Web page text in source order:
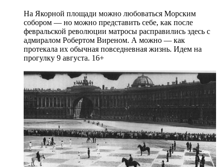
На Якорной площади можно любоваться Морским
собором — но можно представить себе, как после
февральской революции матросы расправились здесь с
адмиралом Робертом Виреном. А можно — как
протекала их обычная повседневная жизнь. Идем на
прогулку 9 августа. 16+